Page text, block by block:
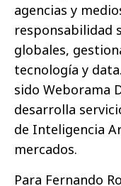
agencias y
responsabilidad
globales,
tecnología y
sido Weborama
desarrolla
de Inteligencia
mercados.
Para Fernando